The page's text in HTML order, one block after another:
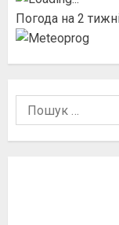
Погода на 2
Пошук: